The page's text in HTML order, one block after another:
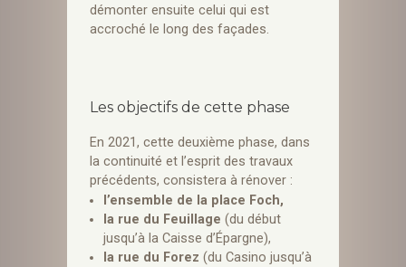
démonter ensuite celui qui est
accroché le long des façades.
Les objectifs de cette phase
En 2021, cette deuxième phase, dans
la continuité et l’esprit des travaux
précédents, consistera à rénover :
l’ensemble de la place Foch,
la rue du Feuillage (du début
jusqu’à la Caisse d’Épargne),
la rue du Forez (du Casino jusqu’à